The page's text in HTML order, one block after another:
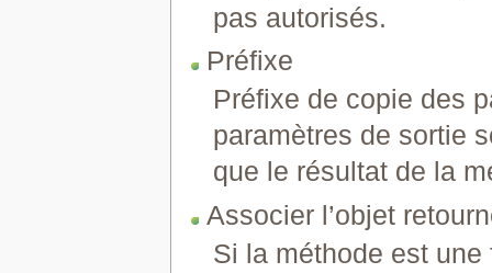
pas autorisés.
Préfixe
Préfixe de copie des
paramètres de sortie
que le résultat de la
Associer l’objet
Si la méthode est